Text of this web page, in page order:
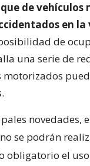
de vehículos
en la
de
una serie de
motorizados
novedades,
se podrán
obligatorio el